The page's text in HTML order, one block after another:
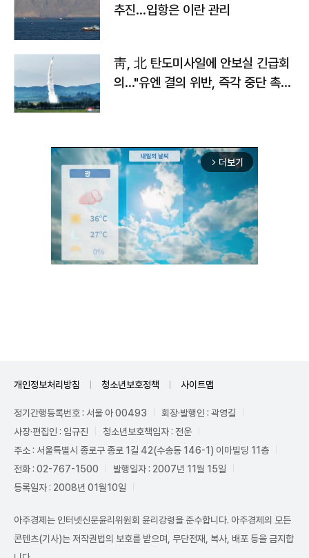
추진…입항은 이란 관리
靑, 北 탄도미사일에 안보실 긴급회
의…"유엔 결의 위반, 즉각 중단 촉
arrow_forward_ios 더보기
개인정보처리방침 청소년보호정책 사이트맵
정기간행등록번호 : 서울 아 00493
회장·발행인 : 곽영길
사장·편집인 : 임규진
청소년보호책임자 : 전운
주소 : 서울특별시 종로구 종로 1길 42(수송동 146-1) 이마빌딩 11층
전화 : 02-767-1500
발행일자 : 2007년 11월 15일
등록일자 : 2008년 01월10일
아주경제는 인터넷신문윤리위원회 윤리강령을 준수합니다. 아주경제의 모든
콘텐츠(기사)는 저작권법의 보호를 받으며, 무단전재, 복사, 배포 등을 금지합